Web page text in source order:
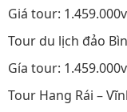
Giá tour:
Tour du lịch đảo
Gía tour:
Tour Hang Rái –